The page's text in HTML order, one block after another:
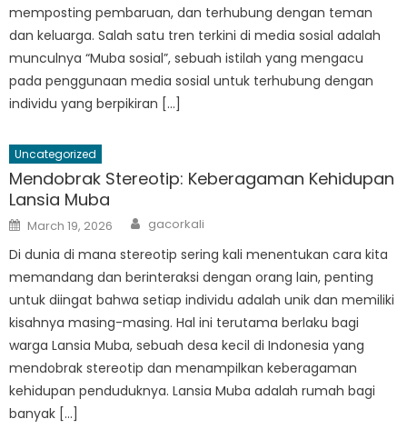
memposting pembaruan, dan terhubung dengan teman
dan keluarga. Salah satu tren terkini di media sosial adalah
munculnya “Muba sosial”, sebuah istilah yang mengacu
pada penggunaan media sosial untuk terhubung dengan
individu yang berpikiran […]
Uncategorized
Mendobrak Stereotip: Keberagaman Kehidupan
Lansia Muba
Posted
on
March 19, 2026 Author
gacorkali
Di dunia di mana stereotip sering kali menentukan cara kita
memandang dan berinteraksi dengan orang lain, penting
untuk diingat bahwa setiap individu adalah unik dan memiliki
kisahnya masing-masing. Hal ini terutama berlaku bagi
warga Lansia Muba, sebuah desa kecil di Indonesia yang
mendobrak stereotip dan menampilkan keberagaman
kehidupan penduduknya. Lansia Muba adalah rumah bagi
banyak […]